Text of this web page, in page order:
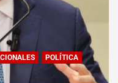
POLÍTICA